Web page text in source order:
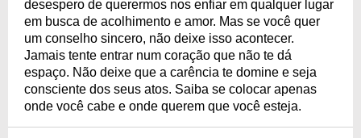
desespero de querermos nos enfiar em qualquer lugar
em busca de acolhimento e amor. Mas se você quer
um conselho sincero, não deixe isso acontecer.
Jamais tente entrar num coração que não te dá
espaço. Não deixe que a carência te domine e seja
consciente dos seus atos. Saiba se colocar apenas
onde você cabe e onde querem que você esteja.